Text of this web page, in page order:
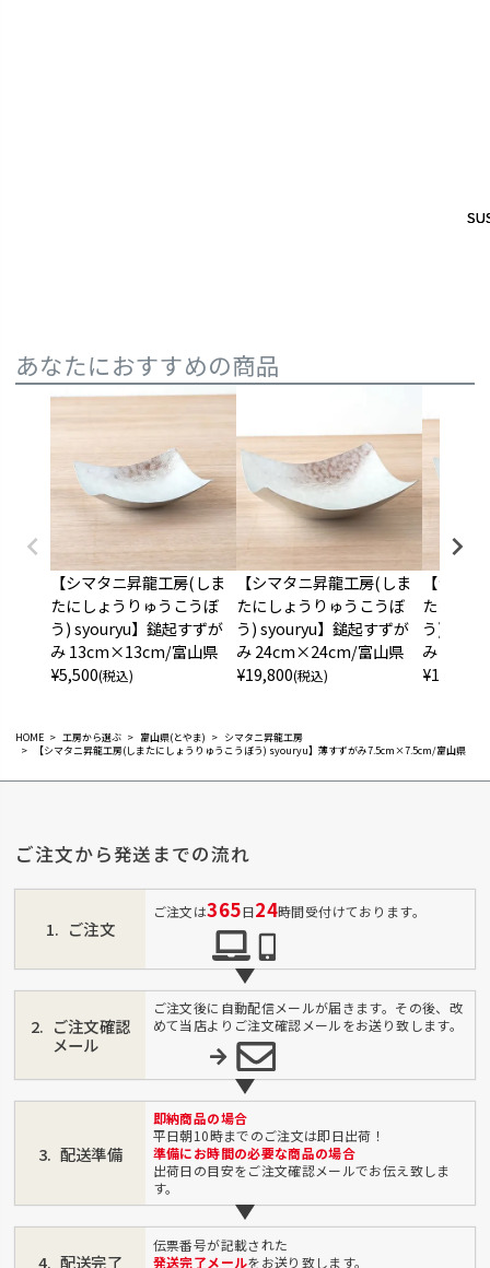
HOME 工房から選ぶ 富山県(とやま)
シマタニ昇龍工房
【シマタニ昇龍工房(しまたにしょうりゅうこうぼう) syouryu】薄すずがみ7.5cm×7.5cm/富山県
あなたにおすすめの商品
【シマタニ昇龍工房(しま
たにしょうりゅうこうぼ
う) syouryu】鎚起すずが
み 13cm×13cm/富山県
¥5,500(税込)
【シマタニ昇龍工房(しま
たにしょうりゅうこうぼ
う) syouryu】鎚起すずが
み 24cm×24cm/富山県
¥19,800(税込)
【シマ
たにしょ
う)
み
¥11,000
ご注文から発送までの流れ
ご注文
ご注文は365日24時間受付けております。
ご注文確認
メール
ご注文後に自動配信メールが届きます。その後、改
めて当店よりご注文確認メールをお送り致します。
配送準備
即納商品の場合
平日朝10時までのご注文は即日出荷！
準備にお時間の必要な商品の場合
出荷日の目安をご注文確認メールでお伝え致しま
す。
配送完了
伝票番号が記載された
発送完了メールをお送り致します。